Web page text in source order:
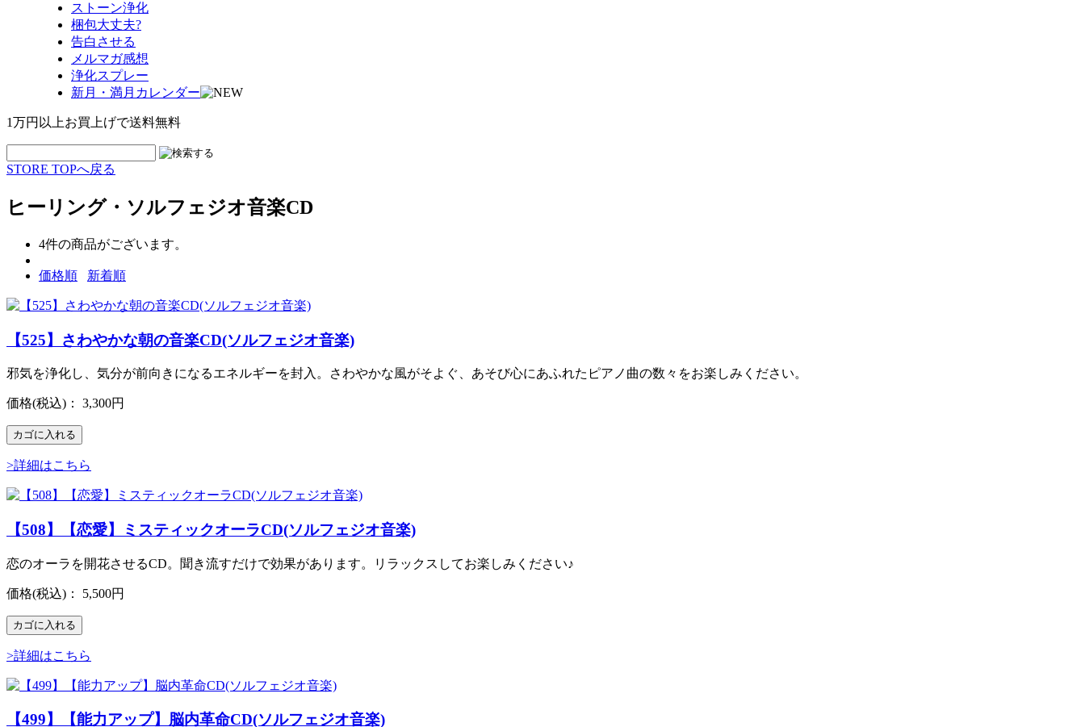
ストーン浄化
梱包大丈夫?
告白させる
メルマガ感想
浄化スプレー
新月・満月カレンダー
1万円以上お買上げで送料無料
STORE TOPへ戻る
ヒーリング・ソルフェジオ音楽CD
4件の商品がございます。
価格順 新着順
【525】さわやかな朝の音楽CD(ソルフェジオ音楽)
邪気を浄化し、気分が前向きになるエネルギーを封入。さわやかな風がそよぐ、あそび心にあふれたピアノ曲の数々をお楽しみください。
価格(税込) ： 3,300円
カゴに入れる
>詳細はこちら
【508】【恋愛】ミスティックオーラCD(ソルフェジオ音楽)
恋のオーラを開花させるCD。聞き流すだけで効果があります。リラックスしてお楽しみください♪
価格(税込) ： 5,500円
カゴに入れる
>詳細はこちら
【499】【能力アップ】脳内革命CD(ソルフェジオ音楽)